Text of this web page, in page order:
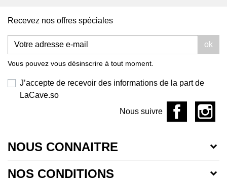
Recevez nos offres spéciales
ok
Vous pouvez vous désinscrire à tout moment.
J’accepte de recevoir des informations de la part de
LaCave.so
Nous suivre
NOUS CONNAITRE
NOS CONDITIONS